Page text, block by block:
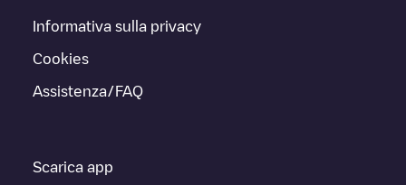
Informativa sulla privacy
Cookies
Assistenza/FAQ
Scarica app